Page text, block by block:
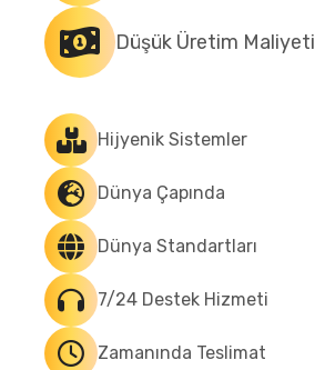
Düşük Üretim Maliyeti
Hijyenik Sistemler
Dünya Çapında
Dünya Standartları
7/24 Destek Hizmeti
Zamanında Teslimat